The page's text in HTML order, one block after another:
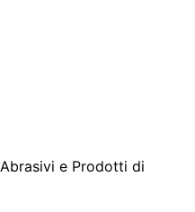
Abrasivi e Prodotti di